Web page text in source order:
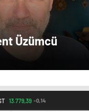
Üzümcü
13.779,39 -0,14